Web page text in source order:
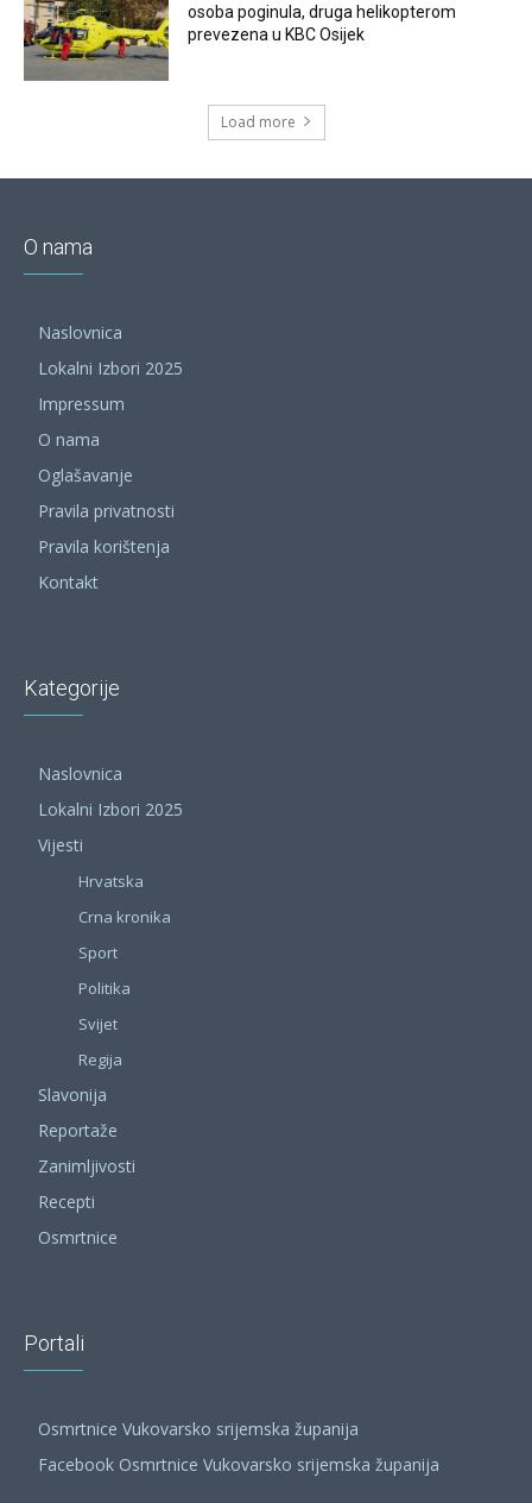
osoba poginula, druga helikopterom
prevezena u KBC Osijek
Load more
O nama
Naslovnica
Lokalni Izbori 2025
Impressum
O nama
Oglašavanje
Pravila privatnosti
Pravila korištenja
Kontakt
Kategorije
Naslovnica
Lokalni Izbori 2025
Vijesti
Hrvatska
Crna kronika
Sport
Politika
Svijet
Regija
Slavonija
Reportaže
Zanimljivosti
Recepti
Osmrtnice
Portali
Osmrtnice Vukovarsko srijemska županija
Facebook Osmrtnice Vukovarsko srijemska županija